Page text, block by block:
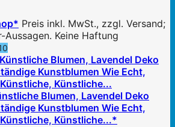
Preis inkl. MwSt., zzgl. Versand;
Keine Haftung
Blumen, Lavendel Deko
Kunstblumen Wie Echt,
Künstliche...*